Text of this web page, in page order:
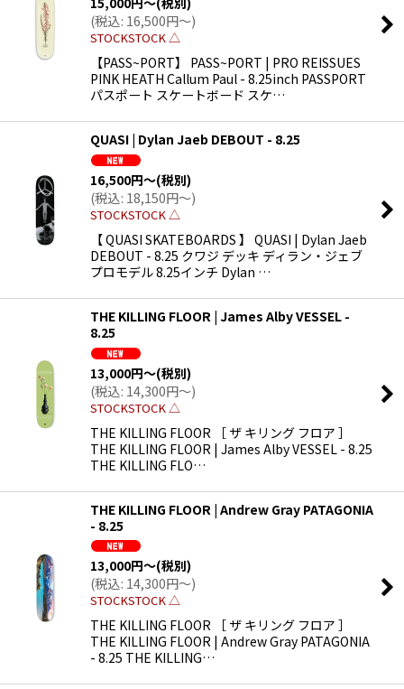
(税込: 16,500円～)
STOCKSTOCK △
【PASS~PORT】 PASS~PORT | PRO REISSUES
PINK HEATH Callum Paul - 8.25inch PASSPORT
パスポート スケートボード スケ…
QUASI | Dylan Jaeb DEBOUT - 8.25
16,500円～(税別)
(税込: 18,150円～)
STOCKSTOCK △
【 QUASI SKATEBOARDS 】 QUASI | Dylan Jaeb
DEBOUT - 8.25 クワジ デッキ ディラン・ジェブ
プロモデル 8.25インチ Dylan …
THE KILLING FLOOR | James Alby VESSEL -
8.25
13,000円～(税別)
(税込: 14,300円～)
STOCKSTOCK △
THE KILLING FLOOR ［ ザ キリング フロア ］
THE KILLING FLOOR | James Alby VESSEL - 8.25
THE KILLING FLO…
THE KILLING FLOOR | Andrew Gray PATAGONIA
- 8.25
13,000円～(税別)
(税込: 14,300円～)
STOCKSTOCK △
THE KILLING FLOOR ［ ザ キリング フロア ］
THE KILLING FLOOR | Andrew Gray PATAGONIA
- 8.25 THE KILLING…